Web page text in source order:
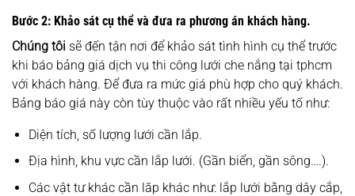
Bước 2: Khảo sát cụ thể và đưa ra phương án khách hàng.
Chúng tôi sẽ đến tận nơi để khảo sát tình hình cụ thể trước
khi báo bảng giá dịch vụ thi công lưới che nắng tại tphcm
với khách hàng. Để đưa ra mức giá phù hợp cho quý khách.
Bảng báo giá này còn tùy thuộc vào rất nhiều yếu tố như:
Diện tích, số lượng lưới cần lắp.
Địa hình, khu vực cần lắp lưới. (Gần biển, gần sông….).
Các vật tư khác cần lăp khác như: lắp lưới bằng dây cắp,